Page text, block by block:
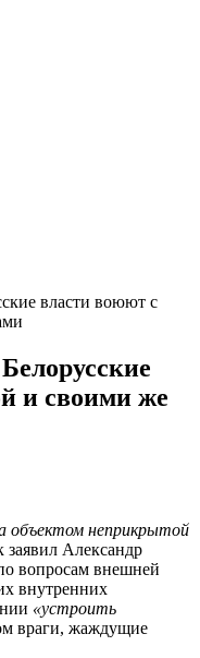
власти воюют с
и своими же
объектом неприкрытой
заявил Александр
вопросам внешней
внутренних
«устроить
враги, жаждущие